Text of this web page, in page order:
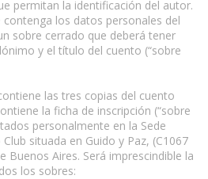
permitan la identificación del autor.
contenga los datos personales del
sobre cerrado que deberá tener
y el título del cuento (“sobre
las tres copias del cuento
la ficha de inscripción (“sobre
personalmente en la Sede
situada en Guido y Paz, (C1067
Buenos Aires. Será imprescindible la
los sobres: